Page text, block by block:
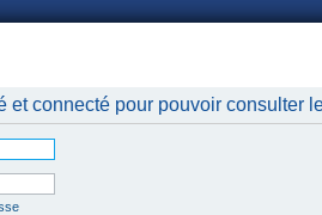
et connecté pour pouvoir consulter